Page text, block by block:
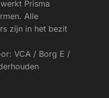
Prisma
Alle
zijn in het bezit
VCA / Borg E /